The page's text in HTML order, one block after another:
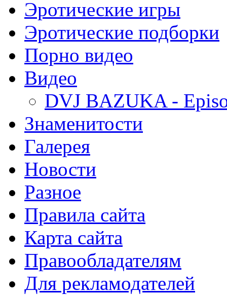
Эротические игры
Эротические подборки
Порно видео
Видео
DVJ BAZUKA -
Знаменитости
Галерея
Новости
Разное
Правила сайта
Карта сайта
Правообладателям
Для рекламодателей